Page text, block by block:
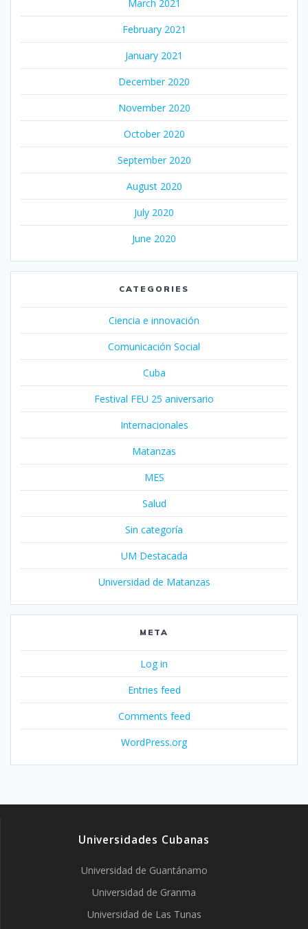
March 2021
February 2021
January 2021
December 2020
November 2020
October 2020
September 2020
August 2020
July 2020
June 2020
CATEGORIES
Ciencia e innovación
Comunicación Social
Cuba
Festival FEU 25 aniversario
Internacionales
Matanzas
MES
Salud
Sin categoría
UM Destacada
Universidad de Matanzas
META
Log in
Entries feed
Comments feed
WordPress.org
Universidades Cubanas
Universidad de Guantánamo
Universidad de Granma
Universidad de Las Tunas